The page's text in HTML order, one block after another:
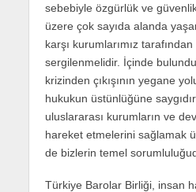
sebebiyle özgürlük ve
üzere çok sayıda alanda
karşı kurumlarımız
sergilenmelidir. İçinde
krizinden çıkışının yegane
hukukun üstünlüğüne
uluslararası kurumların ve
hareket etmelerini sağlamak
de bizlerin temel
Türkiye Barolar Birliği, insan